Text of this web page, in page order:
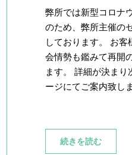
弊所では新型コロナ
のため、弊所主催の
しております。 お客
会情勢も鑑みて再開
ます。 詳細が決ま
ージにてご案内致し
続きを読む